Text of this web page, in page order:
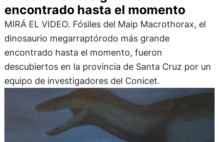
encontrado hasta el momento
MIRÁ EL VIDEO. Fósiles del Maip Macrothorax, el
dinosaurio megarraptórodo más grande
encontrado hasta el momento, fueron
descubiertos en la provincia de Santa Cruz por un
equipo de investigadores del Conicet.